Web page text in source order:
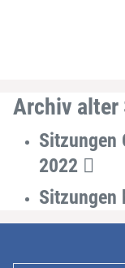
Archiv alter
Sitzungen
2022
Sitzungen